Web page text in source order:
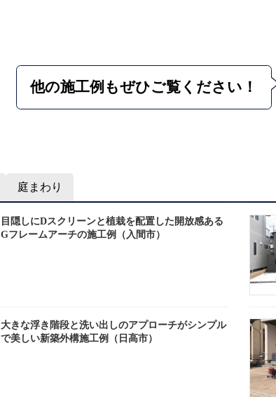
他の施工例もぜひご覧ください！
庭まわり
目隠しにDスクリーンと植栽を配置した開放感ある
Gフレームアーチの施工例（入間市）
大きな浮き階段と洗い出しのアプローチがシンプル
で美しい新築外構施工例（日高市）